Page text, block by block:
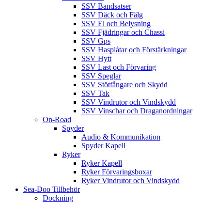
SSV Bandsatser
SSV Däck och Fälg
SSV El och Belysning
SSV Fjädringar och Chassi
SSV Gps
SSV Hasplåtar och Förstärkningar
SSV Hytt
SSV Last och Förvaring
SSV Speglar
SSV Stötfångare och Skydd
SSV Tak
SSV Vindrutor och Vindskydd
SSV Vinschar och Draganordningar
On-Road
Spyder
Audio & Kommunikation
Spyder Kapell
Ryker
Ryker Kapell
Ryker Förvaringsboxar
Ryker Vindrutor och Vindskydd
Sea-Doo Tillbehör
Dockning